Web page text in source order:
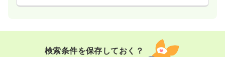
検索条件を保存しておく？